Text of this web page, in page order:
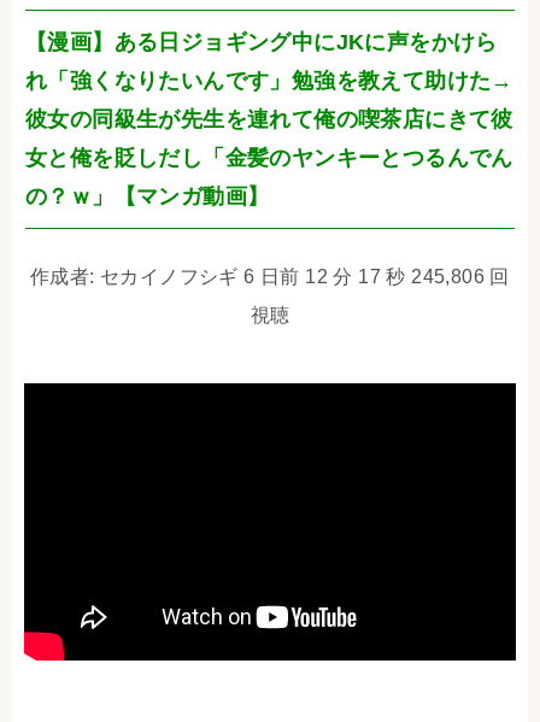
【漫画】ある日ジョギング中にJKに声をかけら
れ「強くなりたいんです」勉強を教えて助けた→
彼女の同級生が先生を連れて俺の喫茶店にきて彼
女と俺を貶しだし「金髪のヤンキーとつるんでん
の？ｗ」【マンガ動画】
作成者: セカイノフシギ 6 日前 12 分 17 秒 245,806 回
視聴